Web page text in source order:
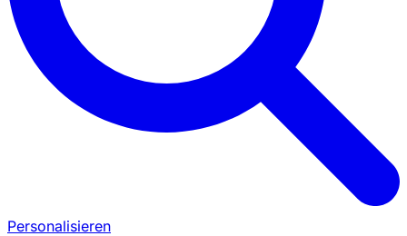
Personalisieren